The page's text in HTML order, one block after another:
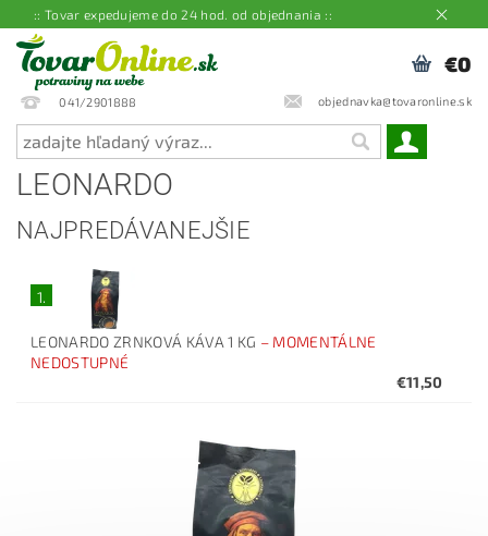
:: Tovar expedujeme do 24 hod. od objednania ::
041/2901888 objednavka@tovaronline.sk
€0
LEONARDO
NAJPREDÁVANEJŠIE
1.
LEONARDO ZRNKOVÁ KÁVA 1 KG – MOMENTÁLNE
NEDOSTUPNÉ
€11,50